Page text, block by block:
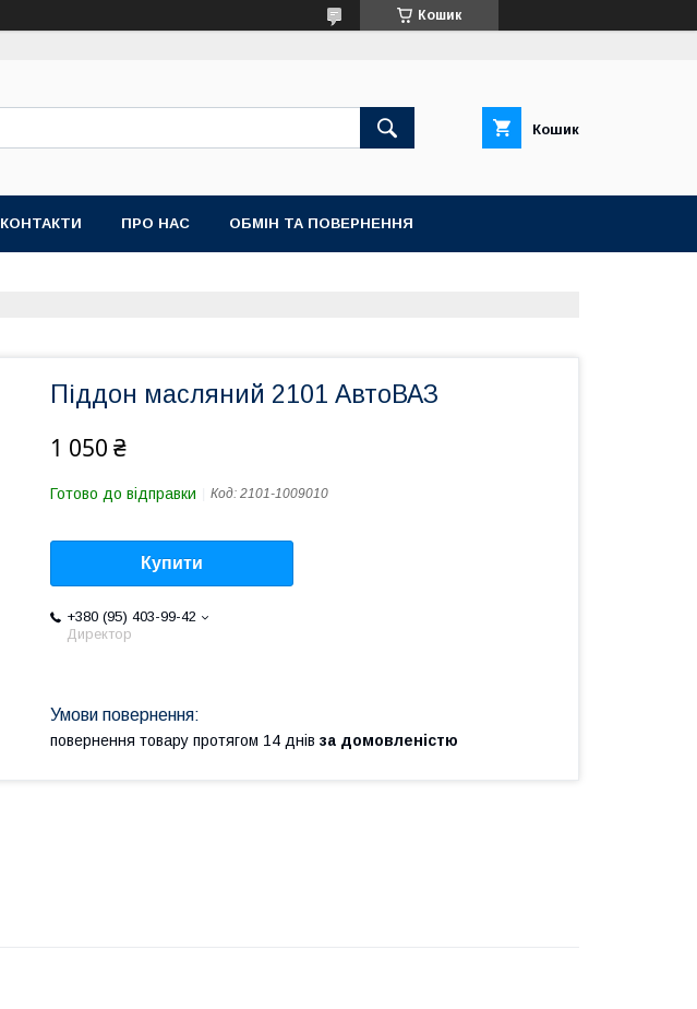
Кошик
Кошик
КОНТАКТИ ПРО НАС ОБМІН ТА ПОВЕРНЕННЯ
Піддон масляний 2101 АвтоВАЗ
1 050 ₴
Готово до відправки Код: 2101-1009010
Купити
+380 (95) 403-99-42
Директор
повернення товару протягом 14 днів за домовленістю